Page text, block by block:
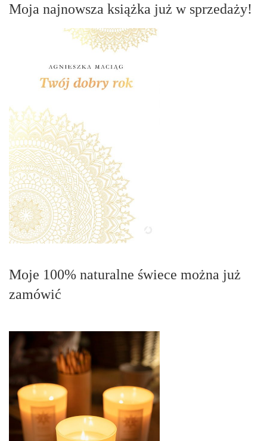
Moja najnowsza książka już w sprzedaży!
Moje 100% naturalne świece można już
zamówić